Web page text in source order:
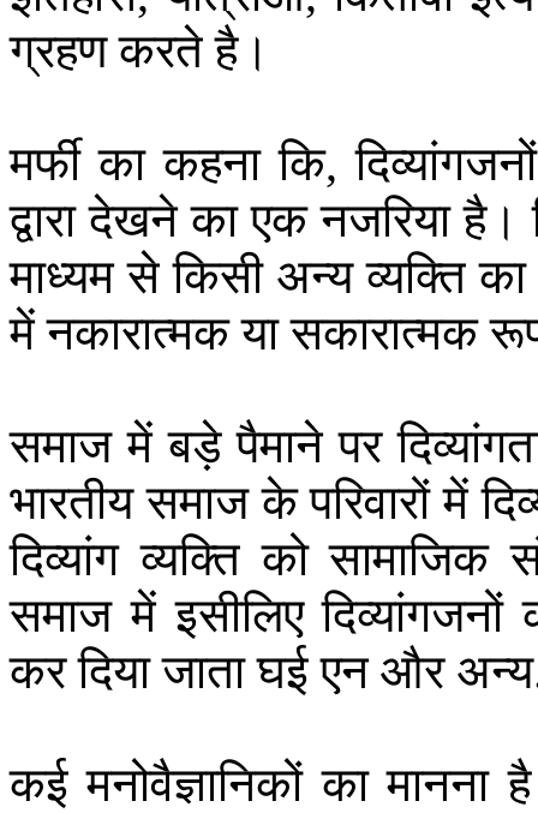
ग्रहण करते है।
मर्फी का कहना कि,दिव्यांगजनों
द्वारा देखने का एक नजरिया है।
माध्यम से किसी अन्य व्यक्ति का
में नकारात्मक या सकारात्मक
समाज में बड़े पैमाने पर
भारतीय समाज के परिवारों में
दिव्यांग व्यक्ति को सामाजिक
समाज में इसीलिए दिव्यांगजनों
कर दिया जाता घई एन और अन्य
कई मनोवैज्ञानिकों का मानना है